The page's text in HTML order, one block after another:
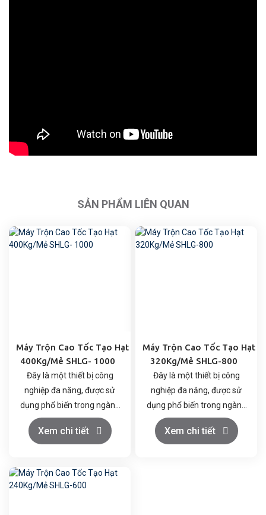
SẢN PHẨM LIÊN QUAN
Máy Trộn Cao Tốc Tạo Hạt
400Kg/Mẻ SHLG- 1000
Đây là một thiết bị công
nghiệp đa năng, được sử
dụng phổ biến trong ngành
dược để chế biến các
nguyên liệu dạng rắn. Với
trò quan trọng trong quy
Xem chi tiết
Máy Trộn Cao Tốc Tạo Hạt
320Kg/Mẻ SHLG-800
Đây là một thiết bị công
nghiệp đa năng, được sử
dụng phổ biến trong ngành
dược để chế biến các
nguyên liệu dạng rắn. Với
Xem chi tiết